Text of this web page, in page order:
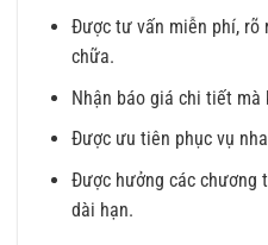
Được tư vấn miễn phí, rõ
chữa.
Nhận báo giá chi tiết mà
Được ưu tiên phục vụ
Được hưởng các chương
dài hạn.